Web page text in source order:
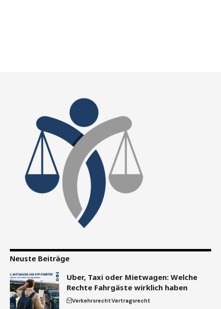
Neuste Beiträge
Uber, Taxi oder Mietwagen: Welche
Rechte Fahrgäste wirklich haben
VerkehrsrechtVertragsrecht